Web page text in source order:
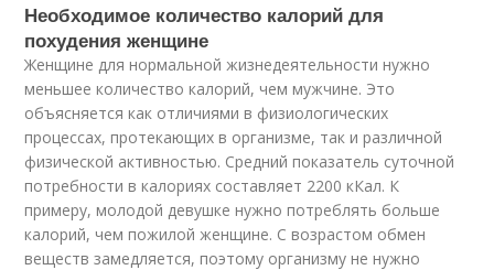
Необходимое количество калорий для
похудения женщине
Женщине для нормальной жизнедеятельности нужно
меньшее количество калорий, чем мужчине. Это
объясняется как отличиями в физиологических
процессах, протекающих в организме, так и различной
физической активностью. Средний показатель суточной
потребности в калориях составляет 2200 кКал. К
примеру, молодой девушке нужно потреблять больше
калорий, чем пожилой женщине. С возрастом обмен
веществ замедляется, поэтому организму не нужно